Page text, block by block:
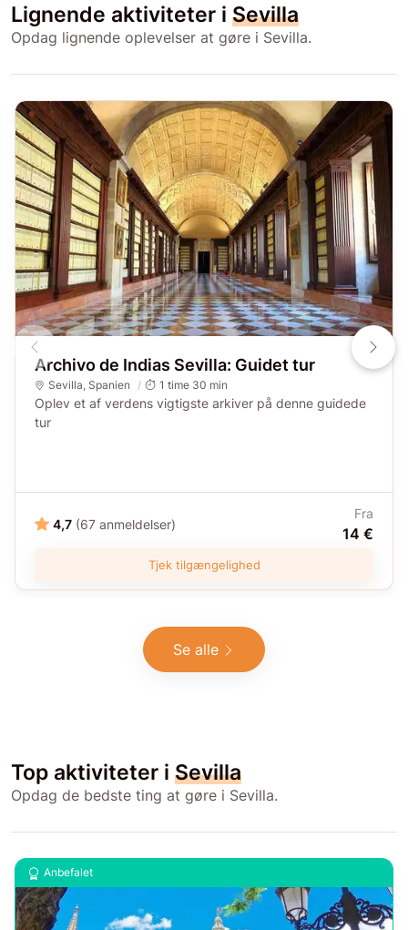
Lignende aktiviteter i Sevilla
Opdag lignende oplevelser at gøre i Sevilla.
Archivo de Indias Sevilla: Guidet tur
Sevilla Spanien 1 time 30 min
Oplev et af verdens vigtigste arkiver på denne guidede
tur
4,7 (67 anmeldelser)
Fra
14 €
Tjek tilgængelighed
Se alle
Top aktiviteter i Sevilla
Opdag de bedste ting at gøre i Sevilla.
Anbefalet